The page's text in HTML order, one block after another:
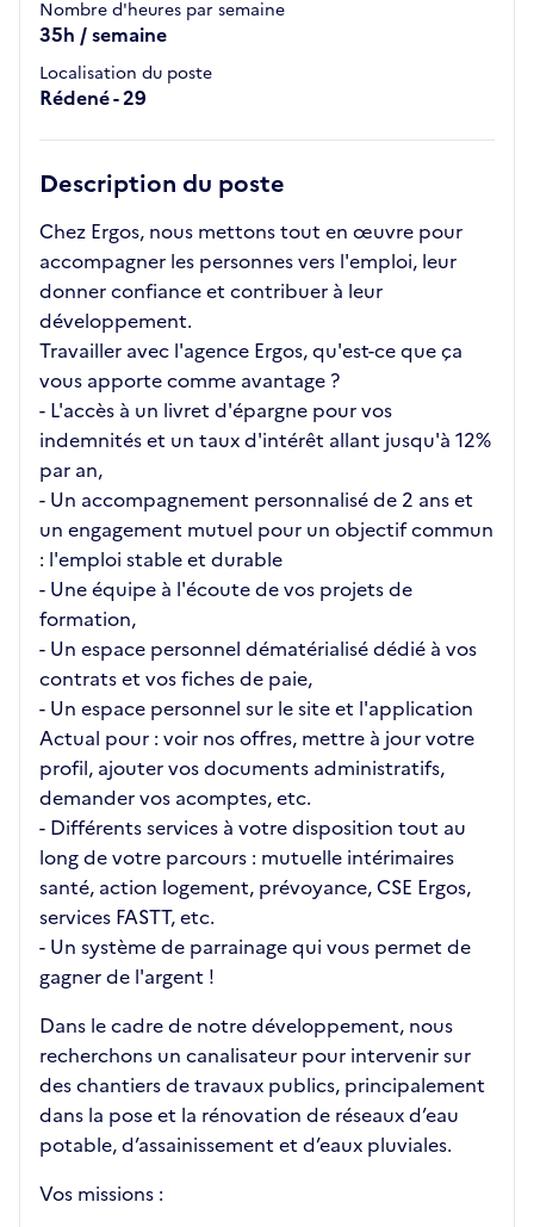
Nombre d'heures par semaine
35h / semaine
Localisation du poste
Rédené - 29
Description du poste
Chez Ergos, nous mettons tout en œuvre pour
accompagner les personnes vers l'emploi, leur
donner confiance et contribuer à leur
développement.
Travailler avec l'agence Ergos, qu'est-ce que ça
vous apporte comme avantage ?
- L'accès à un livret d'épargne pour vos
indemnités et un taux d'intérêt allant jusqu'à 12%
par an,
- Un accompagnement personnalisé de 2 ans et
un engagement mutuel pour un objectif commun
: l'emploi stable et durable
- Une équipe à l'écoute de vos projets de
formation,
- Un espace personnel dématérialisé dédié à vos
contrats et vos fiches de paie,
- Un espace personnel sur le site et l'application
Actual pour : voir nos offres, mettre à jour votre
profil, ajouter vos documents administratifs,
demander vos acomptes, etc.
- Différents services à votre disposition tout au
long de votre parcours : mutuelle intérimaires
santé, action logement, prévoyance, CSE Ergos,
services FASTT, etc.
- Un système de parrainage qui vous permet de
gagner de l'argent !
Dans le cadre de notre développement, nous
recherchons un canalisateur pour intervenir sur
des chantiers de travaux publics, principalement
dans la pose et la rénovation de réseaux d’eau
potable, d’assainissement et d’eaux pluviales.
Vos missions :